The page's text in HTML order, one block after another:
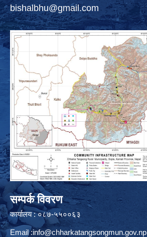
bishalbhu@gmail.com
सम्पर्क विवरण
कार्यालय : ०८७-५५००६३
Email :info@chharkatangsongmun.gov.np